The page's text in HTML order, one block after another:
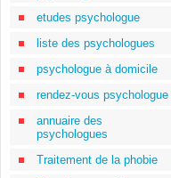
etudes psychologue
liste des psychologues
psychologue à domicile
rendez-vous psychologue
annuaire des
psychologues
Traitement de la phobie